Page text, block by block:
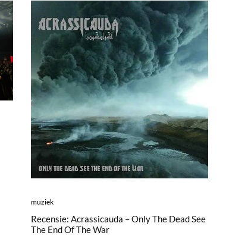
muziek
Recensie: Acrassicauda – Only The Dead See
The End Of The War